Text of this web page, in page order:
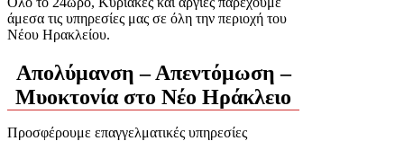
άμεσα τις υπηρεσίες μας σε όλη την περιοχή του
Νέου Ηρακλείου.
Απολύμανση – Απεντόμωση –
Μυοκτονία στο Νέο Ηράκλειο
Προσφέρουμε επαγγελματικές υπηρεσίες